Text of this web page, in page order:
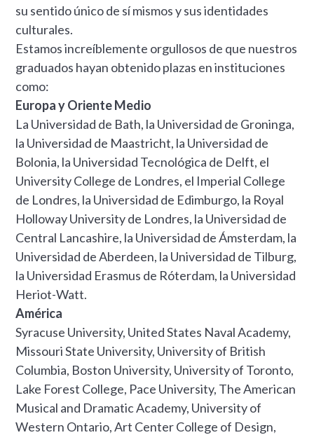
su sentido único de sí mismos y sus identidades
culturales.
Estamos increíblemente orgullosos de que nuestros
graduados hayan obtenido plazas en instituciones
como:
Europa y Oriente Medio
La Universidad de Bath, la Universidad de Groninga,
la Universidad de Maastricht, la Universidad de
Bolonia, la Universidad Tecnológica de Delft, el
University College de Londres, el Imperial College
de Londres, la Universidad de Edimburgo, la Royal
Holloway University de Londres, la Universidad de
Central Lancashire, la Universidad de Ámsterdam, la
Universidad de Aberdeen, la Universidad de Tilburg,
la Universidad Erasmus de Róterdam, la Universidad
Heriot-Watt.
América
Syracuse University, United States Naval Academy,
Missouri State University, University of British
Columbia, Boston University, University of Toronto,
Lake Forest College, Pace University, The American
Musical and Dramatic Academy, University of
Western Ontario, Art Center College of Design,